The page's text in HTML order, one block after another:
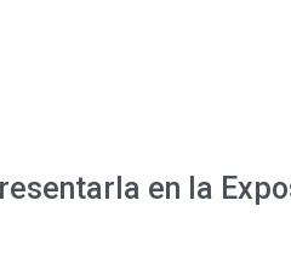
en la